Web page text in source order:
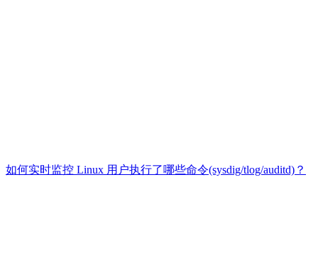
如何实时监控 Linux 用户执行了哪些命令(sysdig/tlog/auditd)？